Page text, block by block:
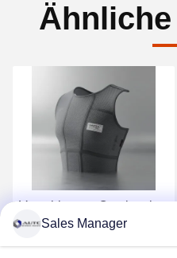
Verschlussart Omniseal-
Type PPE-
Sicherheitsbekleidung mit
Sales Manager